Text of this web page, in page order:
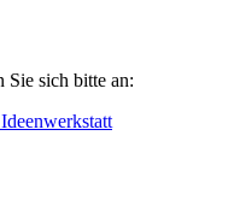
Sie sich bitte an: